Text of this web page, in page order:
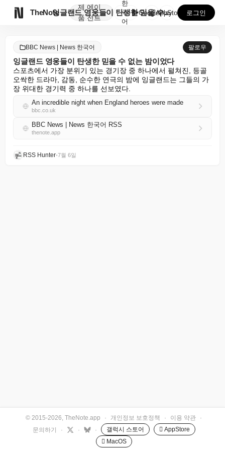
TheNote
제
품
에이
전트
잉글랜드 영웅들이 탄생한 믿을 수 없는 밤이었다
한
국
어
GooglePlay
AppStore 로그인
BBC News | News 한국어 팔로우
잉글랜드 영웅들이 탄생한 믿을 수 없는 밤이었다
스포츠에서 가장 분위기 있는 경기장 중 하나에서 펼쳐진, 등골
오싹한 드라마, 감동, 순수한 연극의 밤에 잉글랜드는 그들의 가
장 위대한 경기력 중 하나를 선보였다.
An incredible night when England heroes were made
bbc.co.uk
BBC News | News 한국어 RSS
thenote.app
RSS Hunter•7월 6일
© 2015-2026, TheNote.app · 개인정보 보호정책 · 이용 약관
·
문의하기
· · · 갤럭시 스토어
 AppStore
 MacOS